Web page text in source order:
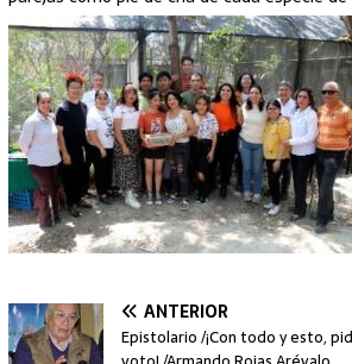
ANTERIOR
Epistolario /¡Con todo y esto,